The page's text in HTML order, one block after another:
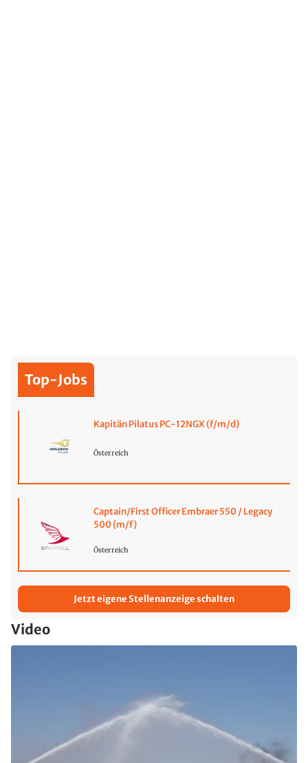
Top-Jobs
Kapitän Pilatus PC-12NGX (f/m/d)
Österreich
Captain/First Officer Embraer 550 / Legacy
500 (m/f)
Österreich
Jetzt eigene Stellenanzeige schalten
Video